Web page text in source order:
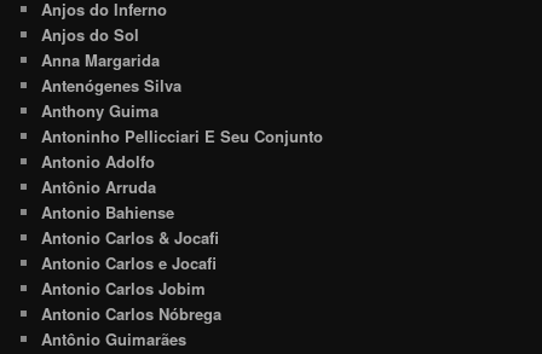
Anjos do Inferno
Anjos do Sol
Anna Margarida
Antenógenes Silva
Anthony Guima
Antoninho Pellicciari E Seu Conjunto
Antonio Adolfo
Antônio Arruda
Antonio Bahiense
Antonio Carlos & Jocafi
Antonio Carlos e Jocafi
Antonio Carlos Jobim
Antonio Carlos Nóbrega
Antônio Guimarães